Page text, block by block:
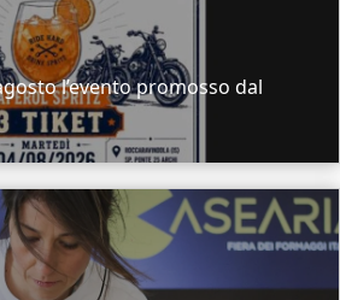
l’evento promosso dal